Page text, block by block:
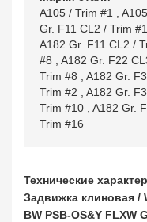
A105 / Trim #1
Gr. F11 CL2 / Trim
A182 Gr. F11 CL2 /
#8
A182 Gr. F22
Trim #8
A182 Gr.
Trim #2
A182 Gr.
Trim #10
A182 Gr.
Trim #16
Технические
Задвижка клиновая /
BW PSB-OS&Y FLXW